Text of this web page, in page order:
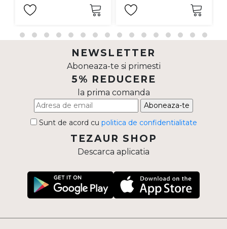
NEWSLETTER
Aboneaza-te si primesti
5% REDUCERE
la prima comanda
Aboneaza-te
Sunt de acord cu politica de confidentialitate
TEZAUR SHOP
Descarca aplicatia